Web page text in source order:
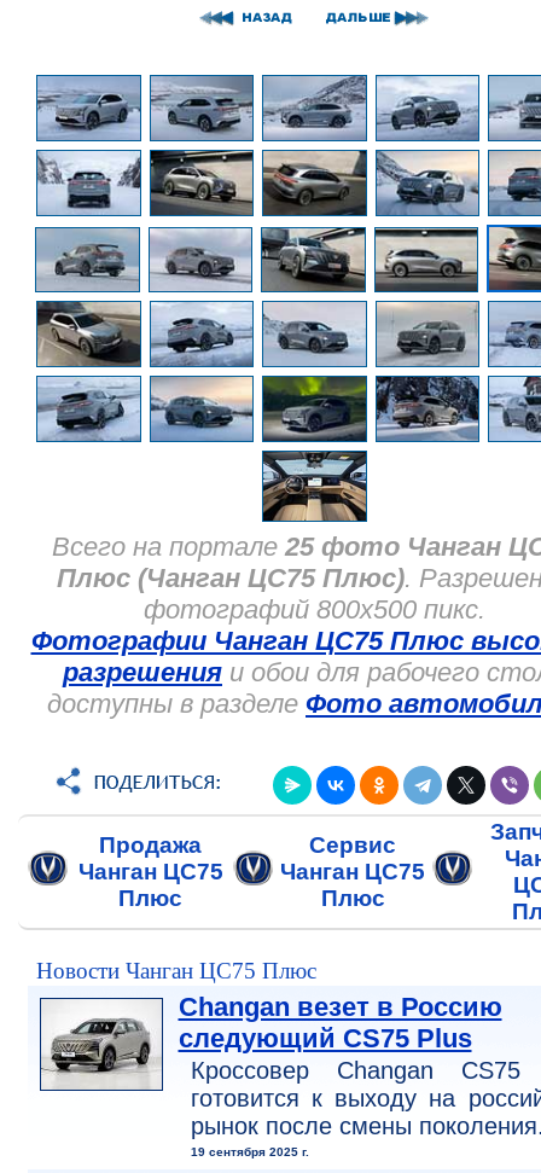
Всего на портале 25 фото Чанган
Плюс (Чанган ЦС75 Плюс).
фотографий 800x500 пикс.
Фотографии Чанган ЦС75 Плюс
разрешения и обои для рабочего
доступны в разделе Фото
Продажа
Чанган ЦС75
Плюс
Сервис
Чанган ЦС75
Плюс
Новости Чанган ЦС75 Плюс
Changan везет в Россию
следующий CS75 Plus
Кроссовер Changan CS75
готовится к выходу на
рынок после смены
19 сентября 2025 г.